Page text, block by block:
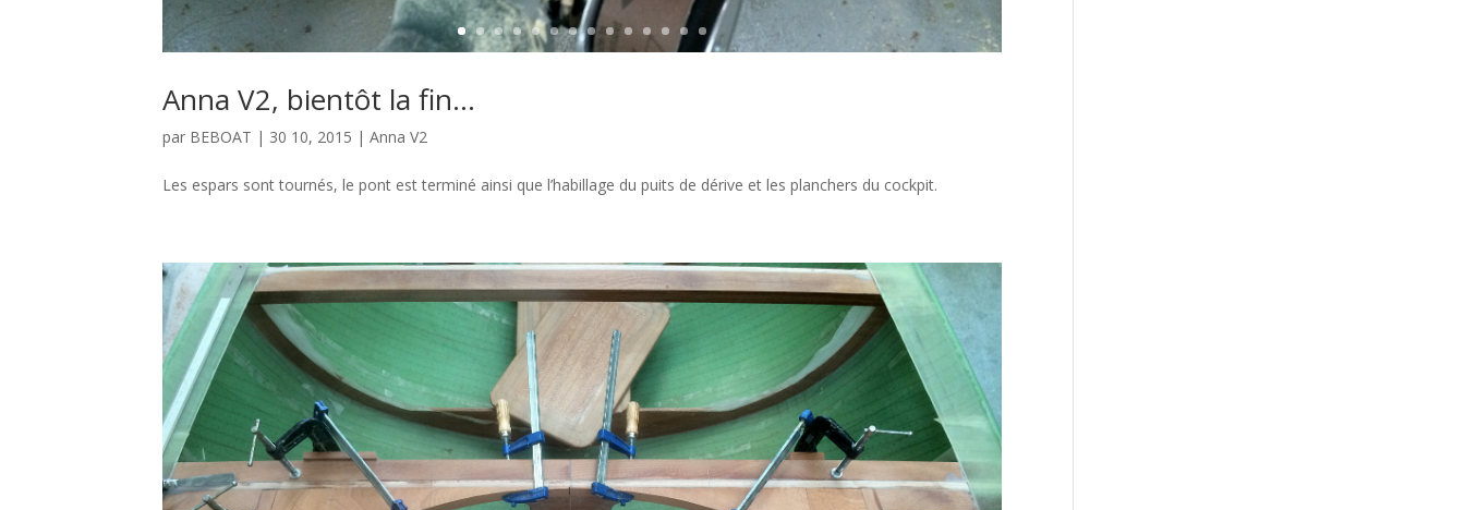
Anna V2, bientôt la fin…
par BEBOAT | 30 10, 2015 |Anna V2
Les espars sont tournés, le pont est terminé ainsi que l’habillage du puits de dérive et les planchers du cockpit.